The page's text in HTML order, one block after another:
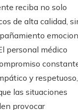
reciba no solo
de alta calidad,
personal médico
y respetuoso,
las situaciones
provocar